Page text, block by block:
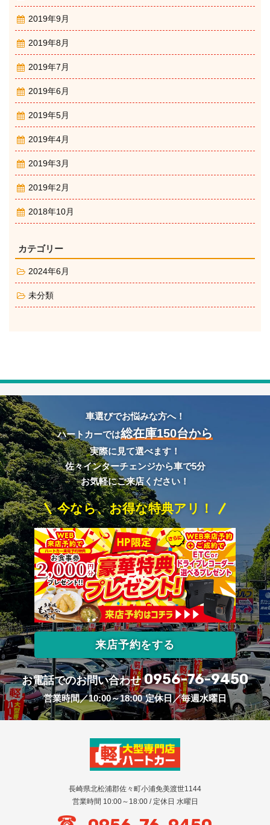
2019年9月
2019年8月
2019年7月
2019年6月
2019年5月
2019年4月
2019年3月
2019年2月
2018年10月
カテゴリー
2024年6月
未分類
車選びでお悩みな方へ！
ハートカーでは総在庫150台から
実際に見て選べます！
佐々インターチェンジから車で5分
お気軽にご来店ください！
今なら、お得な特典アリ！
来店予約をする
お電話でのお問い合わせ 0956-76-9450
営業時間／10:00～18:00 定休日／毎週水曜日
長崎県北松浦郡佐々町小浦免美渡世1144
営業時間 10:00～18:00 / 定休日 水曜日